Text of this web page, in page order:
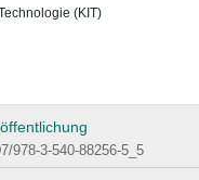
(KIT)
978-3-540-88256-5_5